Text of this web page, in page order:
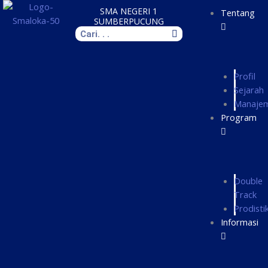
Skip
SMA NEGERI 1
SUMBERPUCUNG
Search
Tentang
Profil
Sejarah
Program
Double
Track
Informasi